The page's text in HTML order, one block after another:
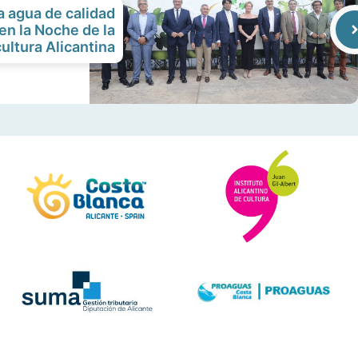
agua de calidad
la Noche de la
Alicantina